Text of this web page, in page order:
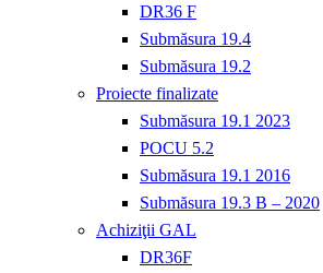
DR36 F
Submăsura 19.4
Submăsura 19.2
Proiecte finalizate
Submăsura 19.1 2023
POCU 5.2
Submăsura 19.1 2016
Submăsura 19.3 B – 2020
Achiziţii GAL
DR36F